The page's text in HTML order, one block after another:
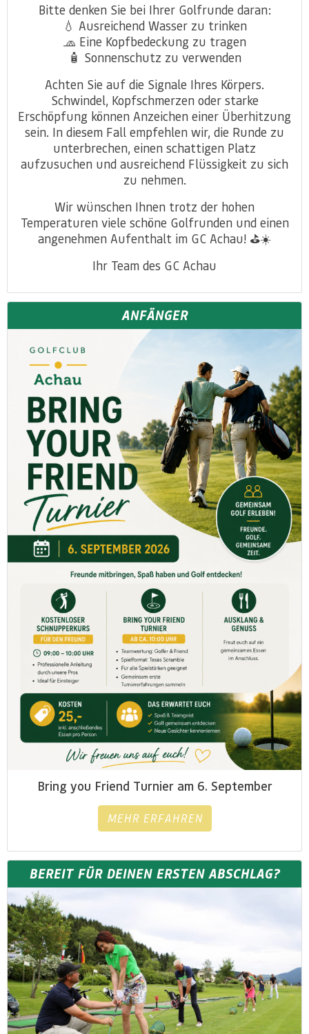
Bitte denken Sie bei Ihrer Golfrunde daran:
💧 Ausreichend Wasser zu trinken
🧢 Eine Kopfbedeckung zu tragen
🧴 Sonnenschutz zu verwenden
Achten Sie auf die Signale Ihres Körpers.
Schwindel, Kopfschmerzen oder starke
Erschöpfung können Anzeichen einer Überhitzung
sein. In diesem Fall empfehlen wir, die Runde zu
unterbrechen, einen schattigen Platz
aufzusuchen und ausreichend Flüssigkeit zu sich
zu nehmen.
Wir wünschen Ihnen trotz der hohen
Temperaturen viele schöne Golfrunden und einen
angenehmen Aufenthalt im GC Achau! ⛳☀️
Ihr Team des GC Achau
ANFÄNGER
Bring you Friend Turnier am 6. September
MEHR ERFAHREN
BEREIT FÜR DEINEN ERSTEN ABSCHLAG?